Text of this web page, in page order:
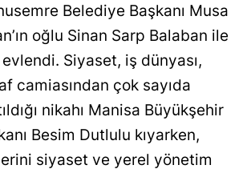
Belediye Başkanı Musa
oğlu Sinan Sarp Balaban ile
Siyaset, iş dünyası,
camiasından çok sayıda
nikahı Manisa Büyükşehir
Besim Dutlulu kıyarken,
siyaset ve yerel yönetim